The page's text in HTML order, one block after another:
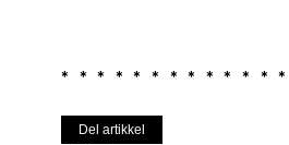
Del artikkel